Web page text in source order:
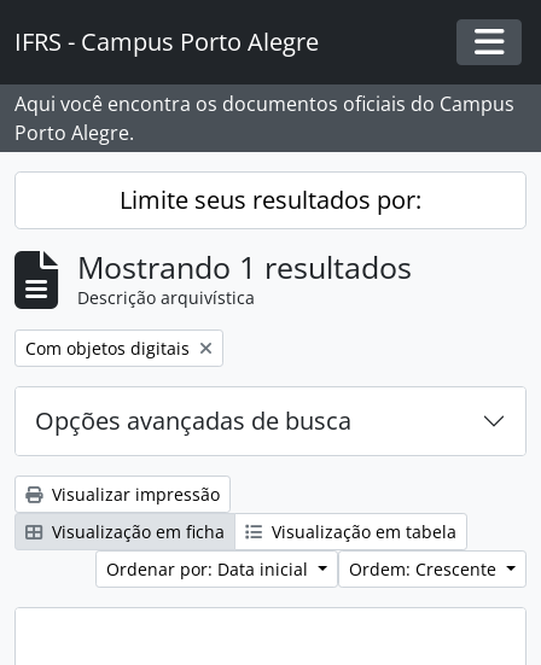
IFRS - Campus Porto Alegre
Aqui você encontra os documentos oficiais do Campus
Porto Alegre.
Limite seus resultados por:
Mostrando 1 resultados
Descrição arquivística
Remover filtro:
Com objetos digitais
Opções avançadas de busca
Visualizar impressão
Visualização em ficha
Visualização em tabela
Ordenar por: Data inicial
Ordem: Crescente